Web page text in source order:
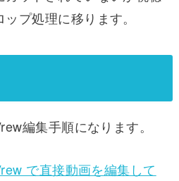
プ処理に移ります。
編集手順になります。
で直接動画を編集して